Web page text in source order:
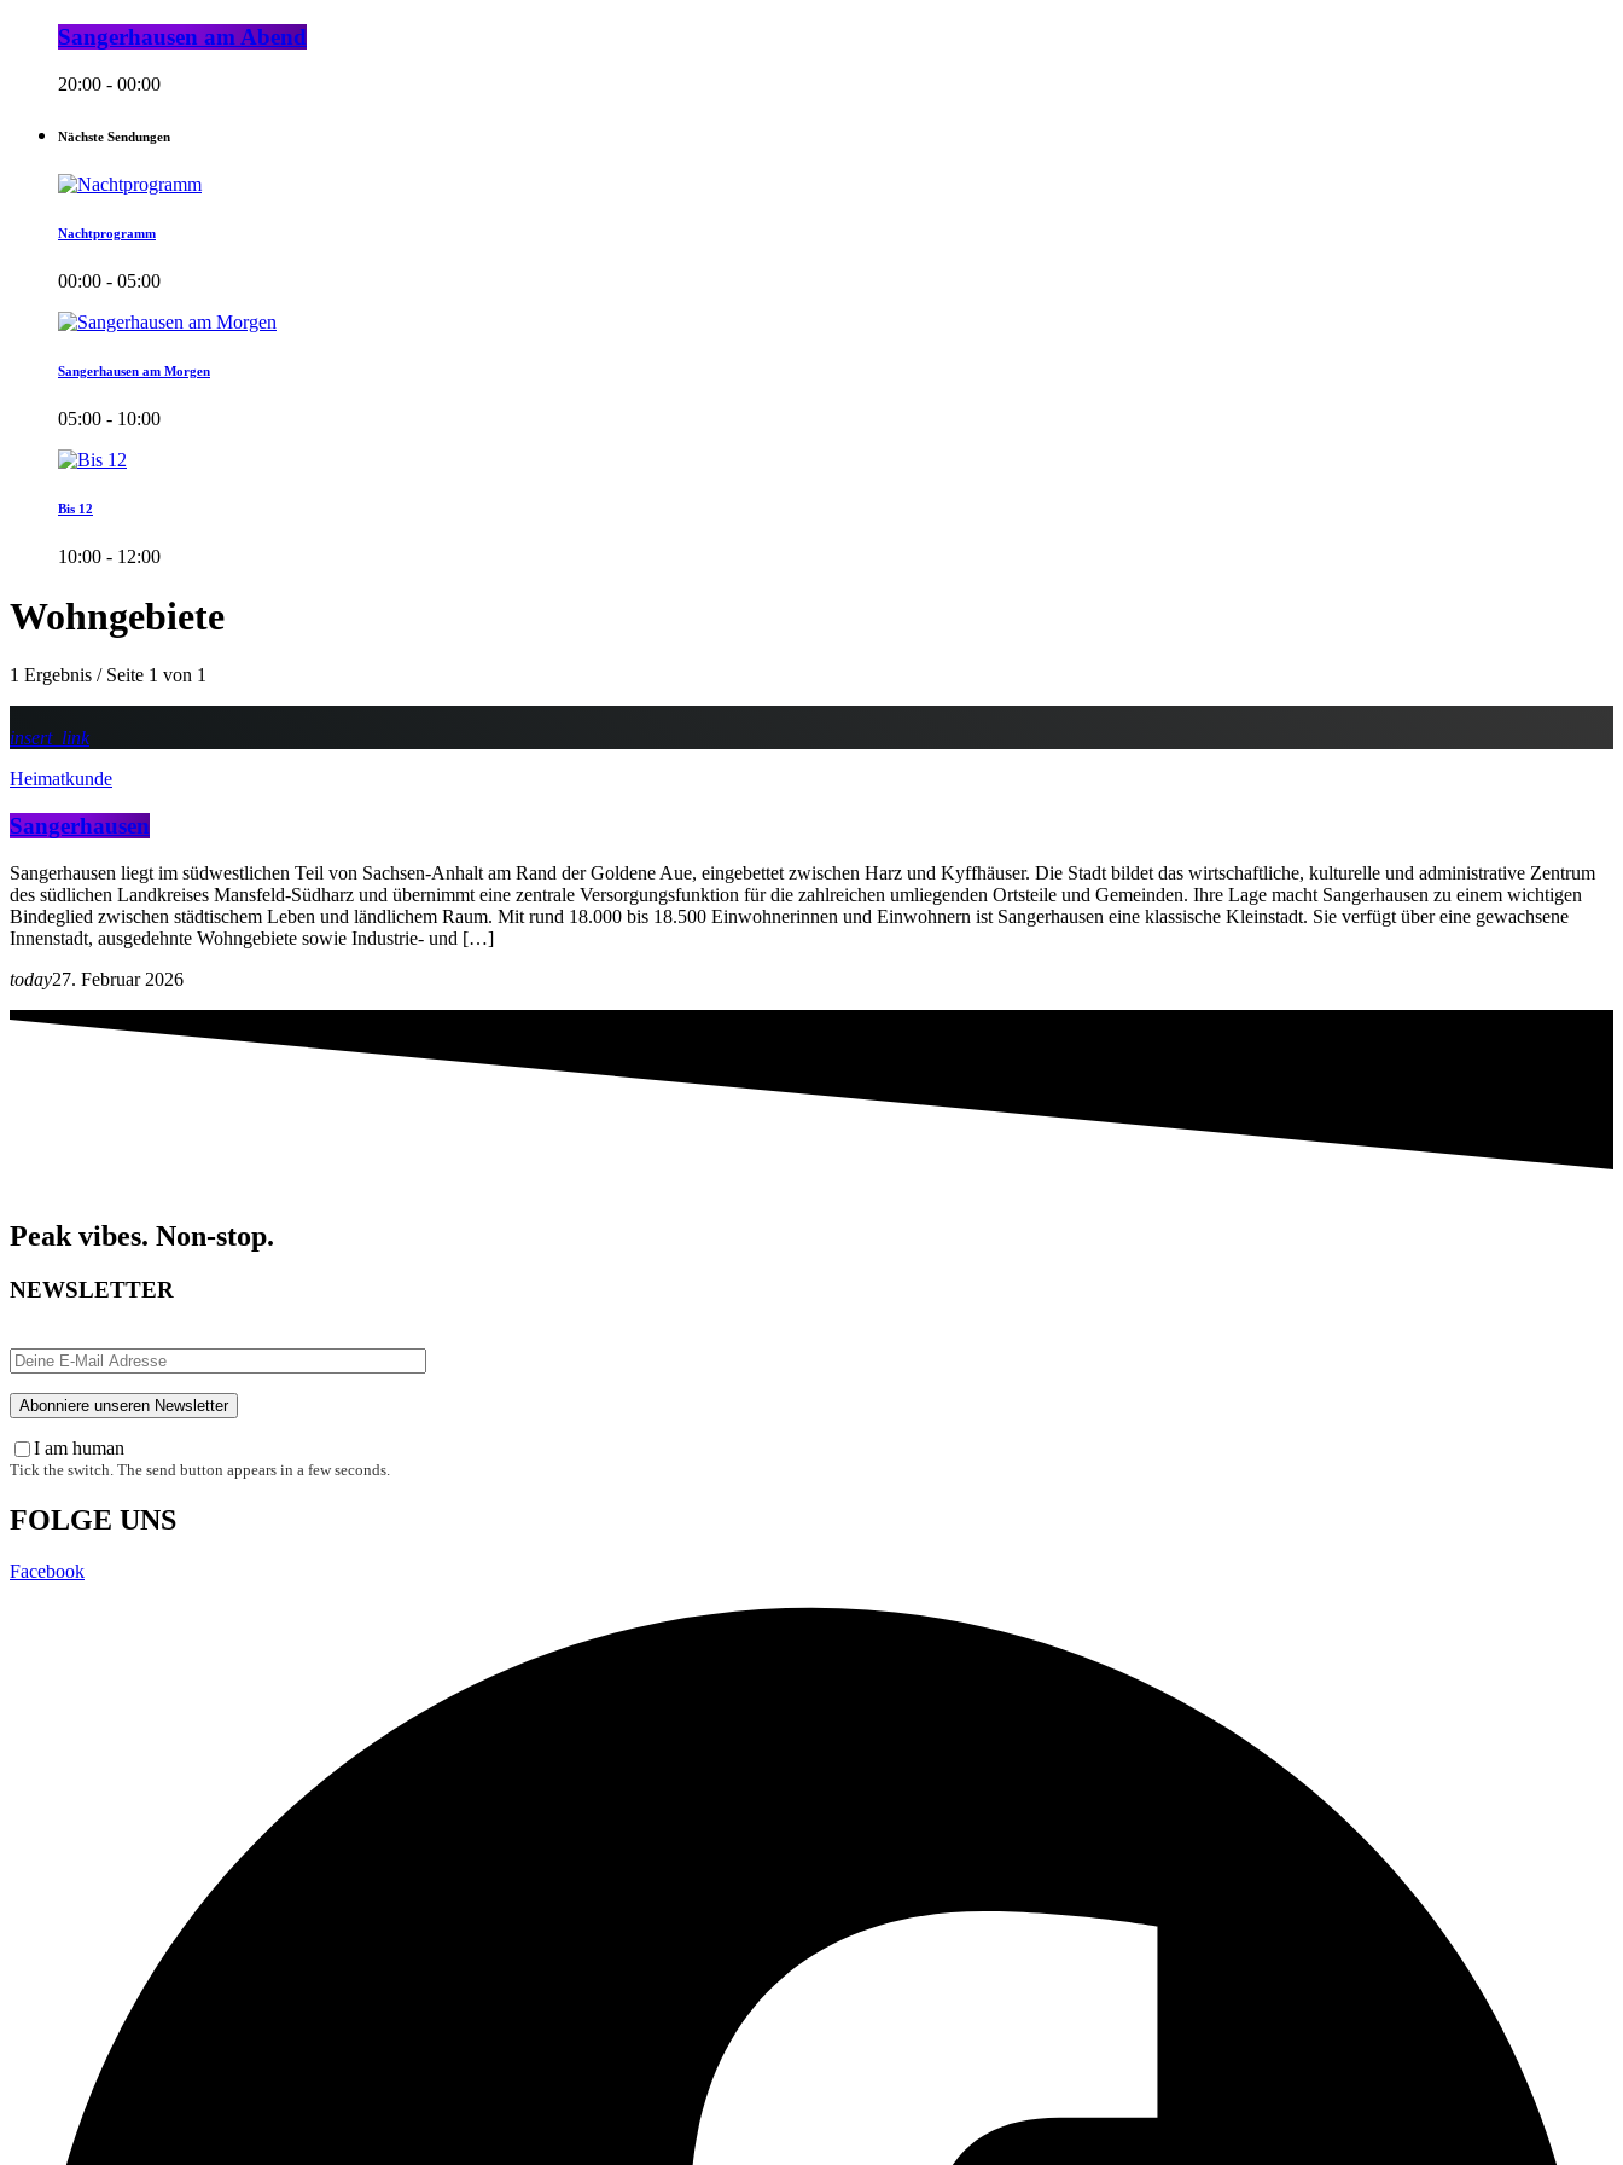
Sangerhausen am Abend
20:00 - 00:00
Nächste Sendungen
Nachtprogramm
00:00 - 05:00
Sangerhausen am Morgen
05:00 - 10:00
Bis 12
10:00 - 12:00
Wohngebiete
1 Ergebnis / Seite 1 von 1
insert_link
Heimatkunde
Sangerhausen
Sangerhausen liegt im südwestlichen Teil von Sachsen-Anhalt am Rand der Goldene Aue, eingebettet zwischen Harz und Kyffhäuser. Die Stadt bildet das wirtschaftliche, kulturelle und administrative Zentrum
des südlichen Landkreises Mansfeld-Südharz und übernimmt eine zentrale Versorgungsfunktion für die zahlreichen umliegenden Ortsteile und Gemeinden. Ihre Lage macht Sangerhausen zu einem wichtigen
Bindeglied zwischen städtischem Leben und ländlichem Raum. Mit rund 18.000 bis 18.500 Einwohnerinnen und Einwohnern ist Sangerhausen eine klassische Kleinstadt. Sie verfügt über eine gewachsene
Innenstadt, ausgedehnte Wohngebiete sowie Industrie- und […]
today27. Februar 2026
Peak vibes. Non-stop.
NEWSLETTER
I am human
Tick the switch. The send button appears in a few seconds.
FOLGE UNS
Facebook